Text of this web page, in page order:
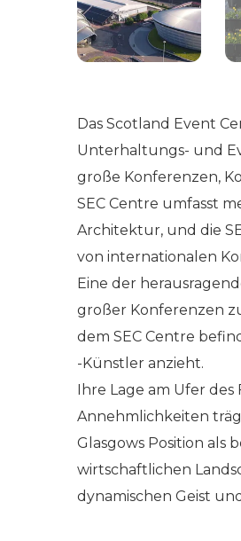
Das Scotland Event
Unterhaltungs- und
große Konferenzen,
SEC Centre umfasst
Architektur, und die
von internationalen
Eine der
großer Konferenzen
dem SEC Centre
-Künstler anzieht.
Ihre Lage am Ufer
Annehmlichkeiten
Glasgows Position
wirtschaftlichen
dynamischen Geist